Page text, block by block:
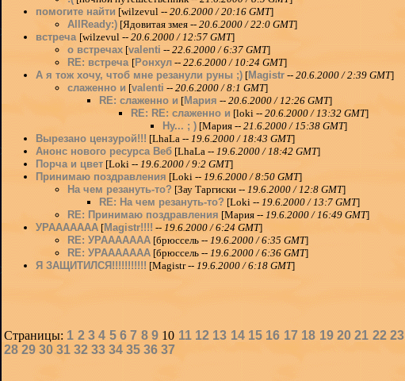
помогите найти [wilzevul -- 20.6.2000 / 20:16 GMT]
AllReady:) [Ядовитая змея -- 20.6.2000 / 22:0 GMT]
встреча [wilzevul -- 20.6.2000 / 12:57 GMT]
о встречах [valenti -- 22.6.2000 / 6:37 GMT]
RE: встреча [Ронхул -- 22.6.2000 / 10:24 GMT]
А я тож хочу, чтоб мне резанули руны ;) [Magistr -- 20.6.2000 / 2:39 GMT]
слаженно и [valenti -- 20.6.2000 / 8:1 GMT]
RE: слаженно и [Мария -- 20.6.2000 / 12:26 GMT]
RE: RE: слаженно и [loki -- 20.6.2000 / 13:32 GMT]
Ну... ; ) [Мария -- 21.6.2000 / 15:38 GMT]
Вырезано цензурой!!! [LhaLa -- 19.6.2000 / 18:43 GMT]
Анонс нового ресурса Веб [LhaLa -- 19.6.2000 / 18:42 GMT]
Порча и цвет [Loki -- 19.6.2000 / 9:2 GMT]
Принимаю поздравления [Loki -- 19.6.2000 / 8:50 GMT]
На чем резануть-то? [Зау Таргиски -- 19.6.2000 / 12:8 GMT]
RE: На чем резануть-то? [Loki -- 19.6.2000 / 13:7 GMT]
RE: Принимаю поздравления [Мария -- 19.6.2000 / 16:49 GMT]
УРААААААА [Magistr!!!! -- 19.6.2000 / 6:24 GMT]
RE: УРААААААА [брюссель -- 19.6.2000 / 6:35 GMT]
RE: УРААААААА [брюссель -- 19.6.2000 / 6:36 GMT]
Я ЗАЩИТИЛСЯ!!!!!!!!!!! [Magistr -- 19.6.2000 / 6:18 GMT]
Страницы: 1 2 3 4 5 6 7 8 9 10 11 12 13 14 15 16 17 18 19 20 21 22 23
28 29 30 31 32 33 34 35 36 37